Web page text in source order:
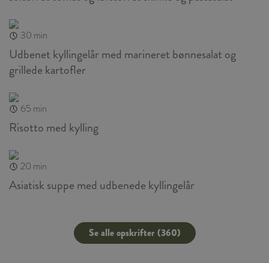
30 min
Udbenet kyllingelår med marineret bønnesalat og
grillede kartofler
65 min
Risotto med kylling
20 min
Asiatisk suppe med udbenede kyllingelår
Se alle opskrifter (360)